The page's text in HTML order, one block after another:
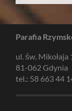
Parafia
ul. św. Mikołaja
81-062 Gdynia
tel.: 58 663 44